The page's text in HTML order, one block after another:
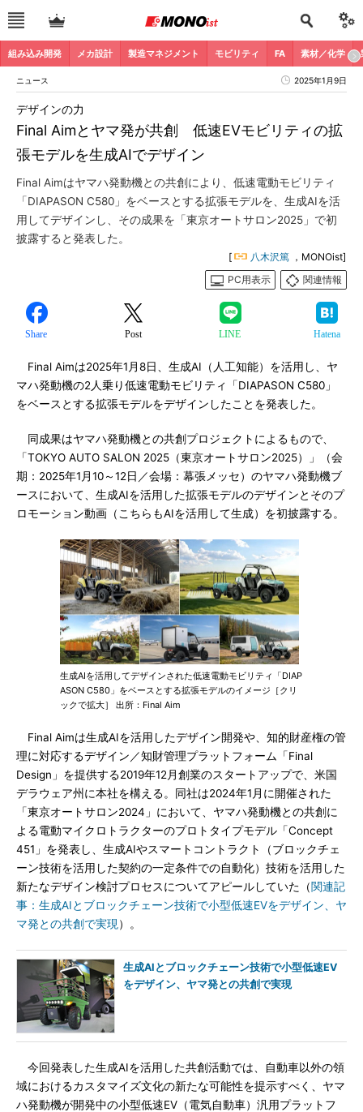
組み込み開発 メカ設計 製造マネジメント モビリティ FA 素材／化学
ニュース 2025年1月9日
Final Aimとヤマ発が共創 低速EVモビリティの拡
張モデルを生成AIでデザイン
デザインの力
Final Aimはヤマハ発動機との共創により、低速電動モビリティ
「DIAPASON C580」をベースとする拡張モデルを、生成AIを活
用してデザインし、その成果を「東京オートサロン2025」で初
披露すると発表した。
[ 八木沢篤 ，MONOist]
PC用表示
関連情報
Share Post LINE Hatena
Final Aimは2025年1月8日、生成AI（人工知能）を活用し、ヤ
マハ発動機の2人乗り低速電動モビリティ「DIAPASON C580」
をベースとする拡張モデルをデザインしたことを発表した。
同成果はヤマハ発動機との共創プロジェクトによるもので、
「TOKYO AUTO SALON 2025（東京オートサロン2025）」（会
期：2025年1月10～12日／会場：幕張メッセ）のヤマハ発動機ブ
ースにおいて、生成AIを活用した拡張モデルのデザインとそのプ
ロモーション動画（こちらもAIを活用して生成）を初披露する。
生成AIを活用してデザインされた低速電動モビリティ「DIAP
ASON C580」をベースとする拡張モデルのイメージ［クリ
ックで拡大］ 出所：Final Aim
Final Aimは生成AIを活用したデザイン開発や、知的財産権の管
理に対応するデザイン／知財管理プラットフォーム「Final
Design」を提供する2019年12月創業のスタートアップで、米国
デラウェア州に本社を構える。同社は2024年1月に開催された
「東京オートサロン2024」において、ヤマハ発動機との共創に
よる電動マイクロトラクターのプロトタイプモデル「Concept
451」を発表し、生成AIやスマートコントラクト（ブロックチェ
ーン技術を活用した契約の一定条件での自動化）技術を活用した
新たなデザイン検討プロセスについてアピールしていた（関連記
事：生成AIとブロックチェーン技術で小型低速EVをデザイン、ヤ
マ発との共創で実現 ）。
生成AIとブロックチェーン技術で小型低速EV
をデザイン、ヤマ発との共創で実現
今回発表した生成AIを活用した共創活動では、自動車以外の領
域におけるカスタマイズ文化の新たな可能性を提示すべく、ヤマ
ハ発動機が開発中の小型低速EV（電気自動車）汎用プラットフ